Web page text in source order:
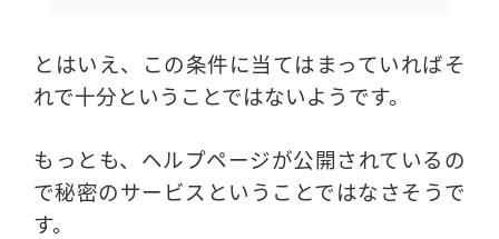
とはいえ、この条件に当てはまっていればそ
れで十分ということではないようです。
もっとも、ヘルプページが公開されているの
で秘密のサービスということではなさそうで
す。